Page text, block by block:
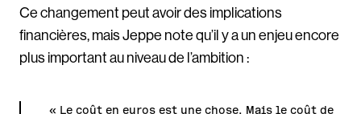
Ce changement peut avoir des implications
financières, mais Jeppe note qu’il y a un enjeu encore
plus important au niveau de l’ambition :
« Le coût en euros est une chose. Mais le coût de